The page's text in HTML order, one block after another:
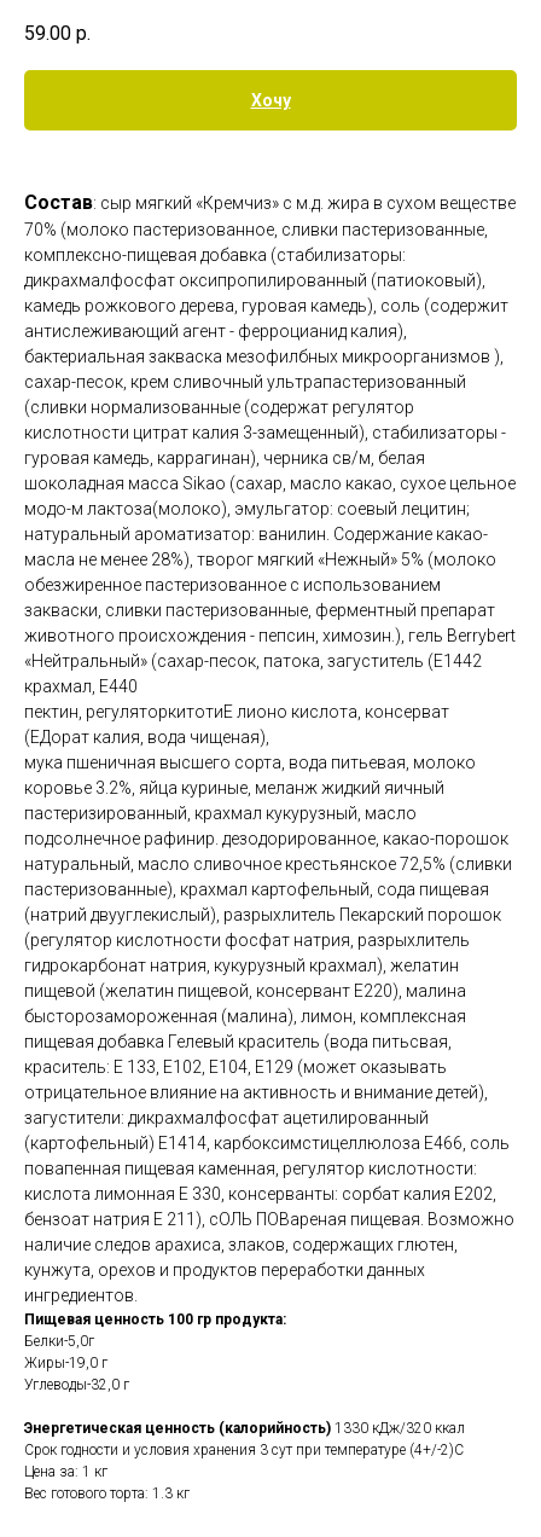
59.00 р.
Хочу
Состав: сыр мягкий «Кремчиз» с м.д. жира в сухом веществе
70% (молоко пастеризованное, сливки пастеризованные,
комплексно-пищевая добавка (стабилизаторы:
дикрахмалфосфат оксипропилированный (патиоковый),
камедь рожкового дерева, гуровая камедь), соль (содержит
антислеживающий агент - ферроцианид калия),
бактериальная закваска мезофилбных микроорганизмов ),
сахар-песок, крем сливочный ультрапастеризованный
(сливки нормализованные (содержат регулятор
кислотности цитрат калия 3-замещенный), стабилизаторы -
гуровая камедь, каррагинан), черника св/м, белая
шоколадная масса Sikao (сахар, масло какао, сухое цельное
модо-м лактоза(молоко), эмульгатор: соевый лецитин;
натуральный ароматизатор: ванилин. Содержание какао-
масла не менее 28%), творог мягкий «Нежный» 5% (молоко
обезжиренное пастеризованное с использованием
закваски, сливки пастеризованные, ферментный препарат
животного происхождения - пепсин, химозин.), гель Berrybert
«Нейтральный» (сахар-песок, патока, загуститель (Е1442
крахмал, Е440
пектин, регуляторкитотиЕ лионо кислота, консерват
(ЕДорат калия, вода чищеная),
мука пшеничная высшего сорта, вода питьевая, молоко
коровье 3.2%, яйца куриные, меланж жидкий яичный
пастеризированный, крахмал кукурузный, масло
подсолнечное рафинир. дезодорированное, какао-порошок
натуральный, масло сливочное крестьянское 72,5% (сливки
пастеризованные), крахмал картофельный, сода пищевая
(натрий двууглекислый), разрыхлитель Пекарский порошок
(регулятор кислотности фосфат натрия, разрыхлитель
гидрокарбонат натрия, кукурузный крахмал), желатин
пищевой (желатин пищевой, консервант Е220), малина
бысторозамороженная (малина), лимон, комплексная
пищевая добавка Гелевый краситель (вода питьсвая,
краситель: Е 133, Е102, E104, Е129 (может оказывать
отрицательное влияние на активность и внимание детей),
загустители: дикрахмалфосфат ацетилированный
(картофельный) Е1414, карбоксимстицеллюлоза Е466, соль
повапенная пищевая каменная, регулятор кислотности:
кислота лимонная Е 330, консерванты: сорбат калия Е202,
бензоат натрия E 211), сОЛЬ ПОВареная пищевая. Возможно
наличие следов арахиса, злаков, содержащих глютен,
кунжута, орехов и продуктов переработки данных
ингредиентов.
Пищевая ценность 100 гр продукта:
Белки-5,0г
Жиры-19,0 г
Углеводы-32,0 г
Энергетическая ценность (калорийность) 1330 кДж/320 ккал
Срок годности и условия хранения 3 сут при температуре (4+/-2)С
Цена за: 1 кг
Вес готового торта: 1.3 кг